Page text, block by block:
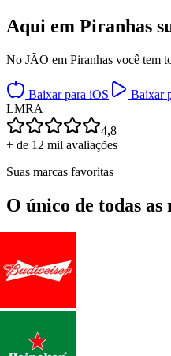
Aqui em Piranhas
No JÃO em Piranhas você tem
Baixar para iOS
Baixar
LMRA
4,8
+ de 12 mil avaliações
Suas marcas favoritas
O único de todas as